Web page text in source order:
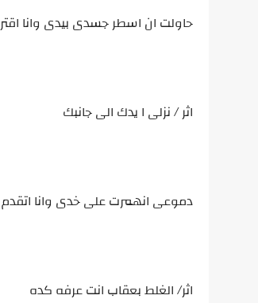
حاولت ان اسطر جسدى بيدى وانا
اثر / نزلى ا يدك الى جانبك
دموعى انهمرت على خدى وانا
اثر/ الغلط بعقاب انت عرفه كده